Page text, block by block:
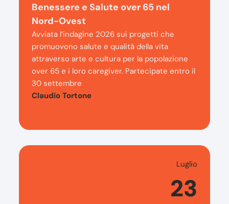
Benessere e Salute over 65 nel
Nord-Ovest
Avviata l’indagine 2026 sui progetti che
promuovono salute e qualità della vita
attraverso arte e cultura per la popolazione
over 65 e i loro caregiver. Partecipate entro il
30 settembre
Claudio Tortone
Luglio
23